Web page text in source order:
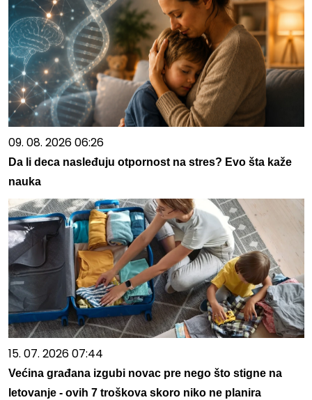
09. 08. 2026 06:26
Da li deca nasleđuju otpornost na stres? Evo šta kaže
nauka
15. 07. 2026 07:44
Većina građana izgubi novac pre nego što stigne na
letovanje - ovih 7 troškova skoro niko ne planira